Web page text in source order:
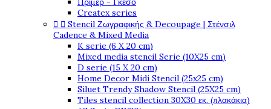
Createx series
  Stencil Ζωγραφικής & Decoupage | Στένσιλ
Cadence & Mixed Media
K serie (6 X 20 cm)
Mixed media stencil Serie (10X25 cm)
D serie (15 X 20 cm)
Home Decor Midi Stencil (25x25 cm)
Siluet Trendy Shadow Stencil (25X25 cm)
Tiles stencil collection 30X30 εκ. (πλακάκια)